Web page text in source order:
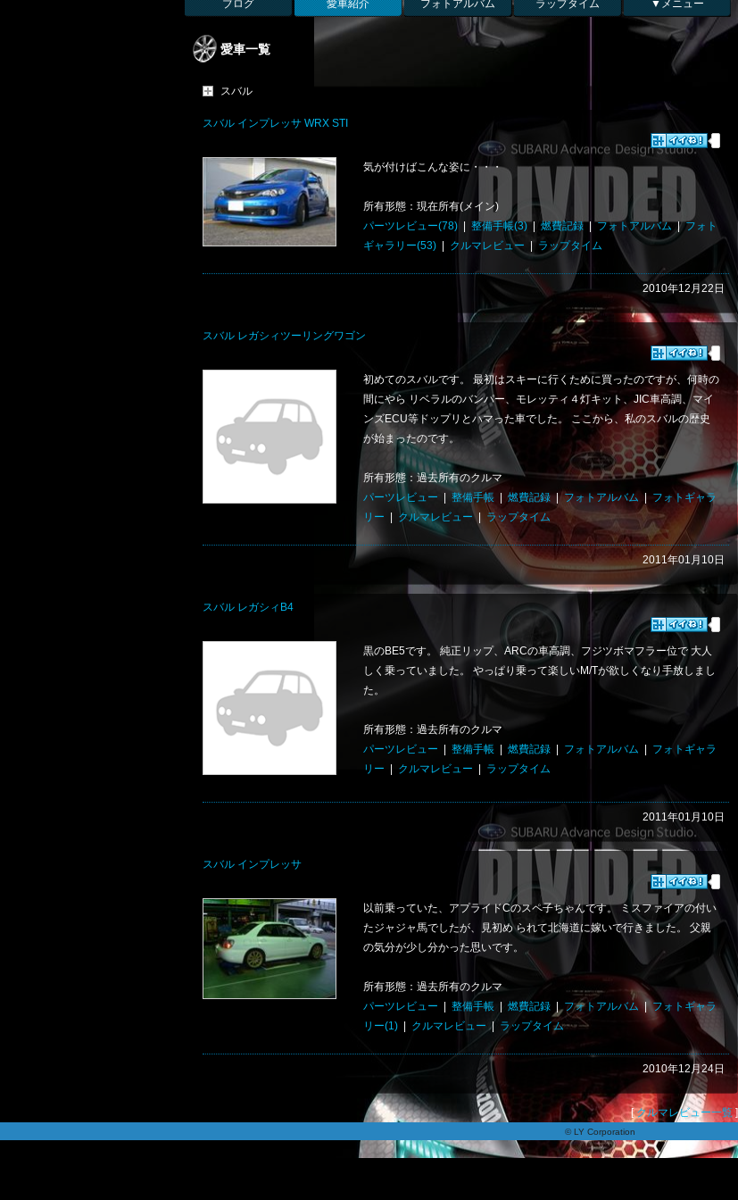
ブログ 愛車紹介 フォトアルバム ラップタイム ▼メニュー
愛車一覧
スバル
スバル インプレッサ WRX STI
気が付けばこんな姿に・・・
所有形態：現在所有(メイン)
パーツレビュー(78)| 整備手帳(3)| 燃費記録|フォトアルバム|フォト
ギャラリー(53)| クルマレビュー ラップタイム
2010年12月22日
スバル レガシィツーリングワゴン
初めてのスバルです。 最初はスキーに行くために買ったのですが、何時の
間にやら リベラルのバンパー、モレッティ４灯キット、JIC車高調、マイ
ンズECU等ドップリとハマった車でした。 ここから、私のスバルの歴史
が始まったのです。
所有形態：過去所有のクルマ
パーツレビュー
整備手帳| 燃費記録|フォトアルバム | フォトギャラ
リー
クルマレビュー| ラップタイム
2011年01月10日
スバル レガシィB4
黒のBE5です。 純正リップ、ARCの車高調、フジツボマフラー位で 大人
しく乗っていました。 やっぱり乗って楽しいM/Tが欲しくなり手放しまし
た。
所有形態：過去所有のクルマ
パーツレビュー
整備手帳| 燃費記録| フォトアルバム
フォトギャラ
リー
クルマレビュー ラップタイム
2011年01月10日
スバル インプレッサ
以前乗っていた、アプライドCのスペ子ちゃんです。 ミスファイアの付い
たジャジャ馬でしたが、見初め られて北海道に嫁いで行きました。 父親
の気分が少し分かった思いです。
所有形態：過去所有のクルマ
パーツレビュー
整備手帳| 燃費記録|フォトアルバム | フォトギャラ
リー(1)| クルマレビュー | ラップタイム
2010年12月24日
[クルマレビュー一覧]
© LY Corporation